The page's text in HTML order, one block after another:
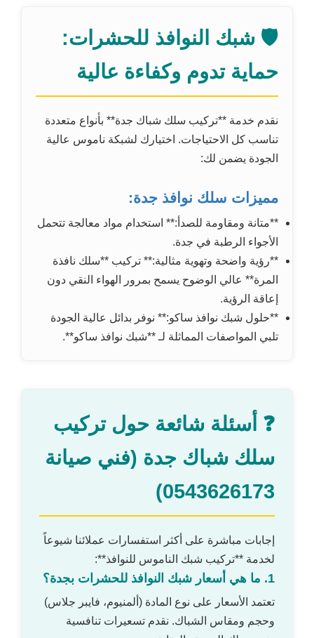
🛡️ شبك النوافذ للحشرات:
حماية تدوم وكفاءة عالية
نقدم خدمة **تركيب سلك شباك جدة** بأنواع متعددة
تناسب كل الاحتياجات. اختيارك لشبكة ناموس عالية
الجودة يضمن لك:
مميزات سلك نوافذ جدة:
**متانة ومقاومة للصدأ:** استخدام مواد معالجة تتحمل
الأجواء الرطبة في جدة.
**رؤية واضحة وتهوية مثالية:** تركيب **سلك نافذة
المرة** عالي الوضوح يسمح بمرور الهواء النقي دون
إعاقة الرؤية.
**حلول شبك نوافذ ساكو:** نوفر بدائل عالية الجودة
تلبي المواصفات المماثلة لـ **شبك نوافذ ساكو**.
❓ أسئلة شائعة حول تركيب
سلك شباك جدة (فني صيانة
0543626173)
إجابات مباشرة على أكثر استفسارات عملائنا شيوعاً
لخدمة **تركيب شبك الناموس للنوافذ**:
1. ما هي أسعار شبك النوافذ للحشرات بجدة؟
تعتمد الأسعار على نوع المادة (ألمنيوم، فايبر جلاس)
وحجم ومقاس الشباك. نقدم تسعيرات تنافسية